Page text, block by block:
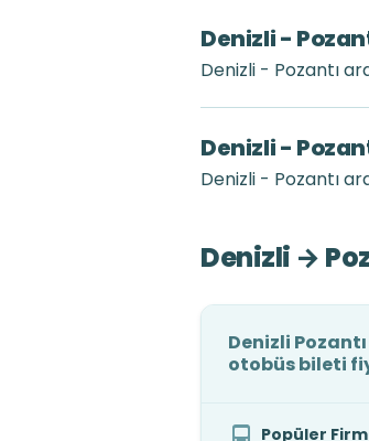
Denizli -
Denizli - Pozantı
Denizli -
Denizli - Pozantı
Denizli →
Denizli
otobüs bileti
Popüler